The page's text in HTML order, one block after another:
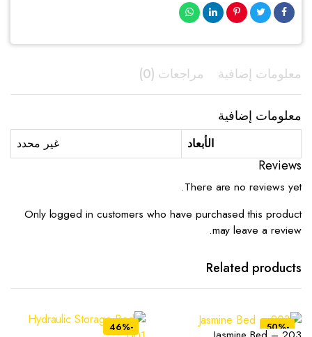
معلومات إضافية مراجعات (0)
معلومات إضافية
الأبعاد غير محدد
Reviews
There are no reviews yet.
Only logged in customers who have purchased this product
may leave a review.
Related products
-50%
-46%